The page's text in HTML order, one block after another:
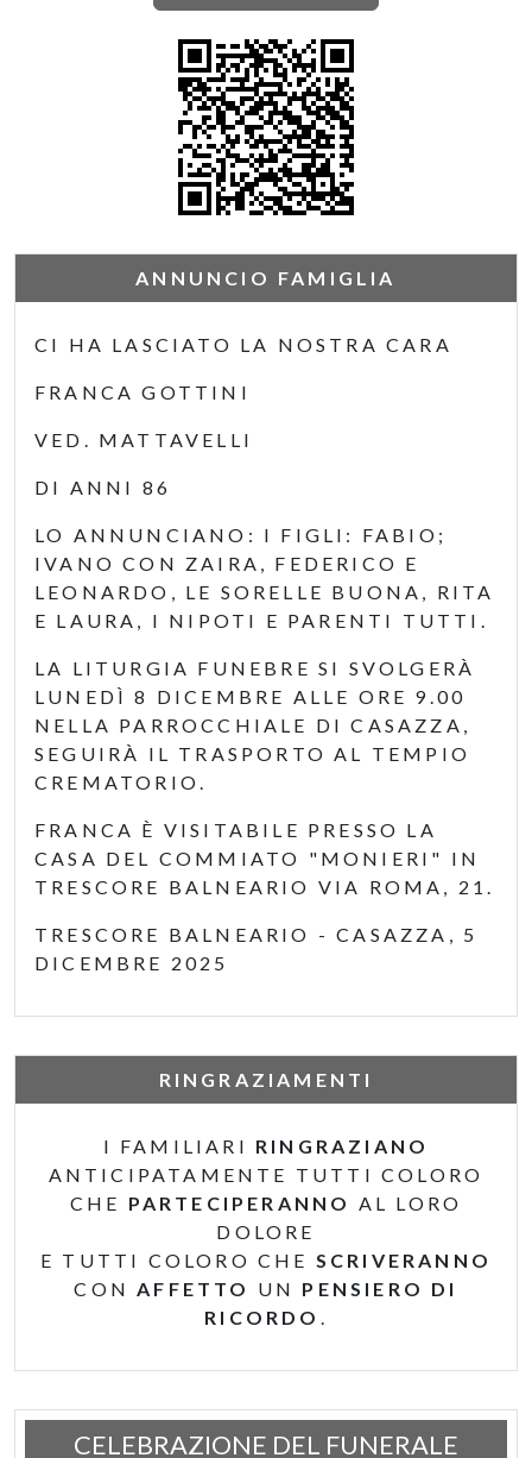
ANNUNCIO FAMIGLIA
CI HA LASCIATO LA NOSTRA CARA
FRANCA GOTTINI
VED. MATTAVELLI
DI ANNI 86
LO ANNUNCIANO: I FIGLI: FABIO;
IVANO CON ZAIRA, FEDERICO E
LEONARDO, LE SORELLE BUONA, RITA
E LAURA, I NIPOTI E PARENTI TUTTI.
LA LITURGIA FUNEBRE SI SVOLGERÀ
LUNEDÌ 8 DICEMBRE ALLE ORE 9.00
NELLA PARROCCHIALE DI CASAZZA,
SEGUIRÀ IL TRASPORTO AL TEMPIO
CREMATORIO.
FRANCA È VISITABILE PRESSO LA
CASA DEL COMMIATO "MONIERI" IN
TRESCORE BALNEARIO VIA ROMA, 21.
TRESCORE BALNEARIO - CASAZZA, 5
DICEMBRE 2025
RINGRAZIAMENTI
I FAMILIARI RINGRAZIANO
ANTICIPATAMENTE TUTTI COLORO
CHE PARTECIPERANNO AL LORO
DOLORE
E TUTTI COLORO CHE SCRIVERANNO
CONAFFETTO UN PENSIERO DI
RICORDO .
CELEBRAZIONE DEL FUNERALE